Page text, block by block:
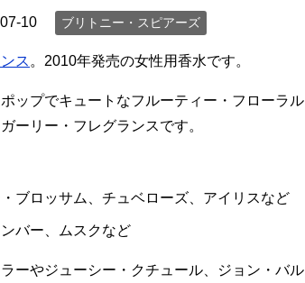
10 ブリトニー・スピアーズ
ス 。2010年発売の女性用香水です。
ップでキュートなフルーティー・フローラル
ーリー・フレグランスです。
ブロッサム、チュベローズ、アイリスなど
バー、ムスクなど
ーやジューシー・クチュール、ジョン・バル